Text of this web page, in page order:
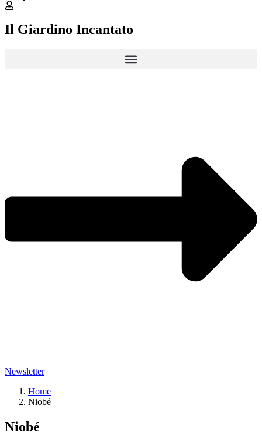
Il Giardino Incantato
Newsletter
Home
Niobé
Niobé